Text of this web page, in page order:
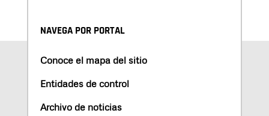
NAVEGA POR PORTAL
Conoce el mapa del sitio
Entidades de control
Archivo de noticias